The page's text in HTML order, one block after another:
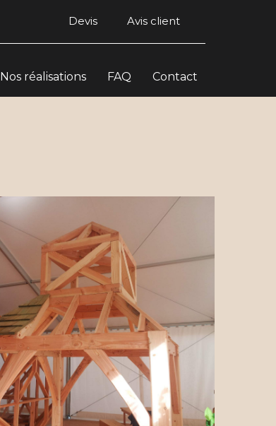
Devis Avis client
Nos réalisations FAQ Contact